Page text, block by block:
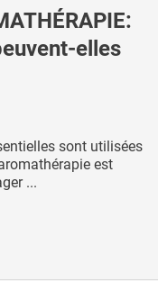
elles
sont utilisées
est
...